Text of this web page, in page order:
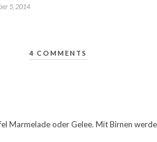
5, 2014
4 COMMENTS
Marmelade oder Gelee. Mit Birnen